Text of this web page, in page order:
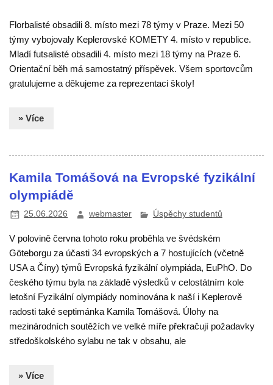
Florbalisté obsadili 8. místo mezi 78 týmy v Praze. Mezi 50
týmy vybojovaly Keplerovské KOMETY 4. místo v republice.
Mladí futsalisté obsadili 4. místo mezi 18 týmy na Praze 6.
Orientační běh má samostatný příspěvek. Všem sportovcům
gratulujeme a děkujeme za reprezentaci školy!
» Více
Kamila Tomášová na Evropské fyzikální
olympiádě
25.06.2026 webmaster Úspěchy studentů
V polovině června tohoto roku proběhla ve švédském
Göteborgu za účasti 34 evropských a 7 hostujících (včetně
USA a Číny) týmů Evropská fyzikální olympiáda, EuPhO. Do
českého týmu byla na základě výsledků v celostátním kole
letošní Fyzikální olympiády nominována k naší i Keplerově
radosti také septimánka Kamila Tomášová. Úlohy na
mezinárodních soutěžích ve velké míře překračují požadavky
středoškolského sylabu ne tak v obsahu, ale
» Více